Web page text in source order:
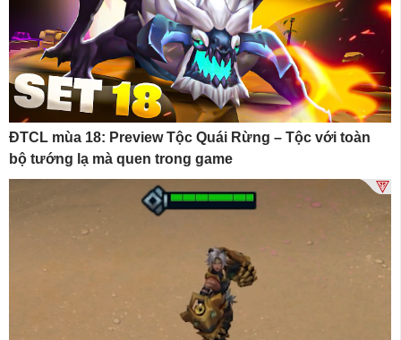
ĐTCL mùa 18: Preview Tộc Quái Rừng – Tộc với toàn
bộ tướng lạ mà quen trong game